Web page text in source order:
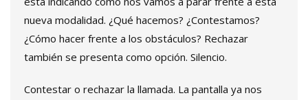
nueva modalidad. ¿Qué hacemos? ¿Contestamos?
¿Cómo hacer frente a los obstáculos? Rechazar
también se presenta como opción. Silencio.
Contestar o rechazar la llamada. La pantalla ya nos